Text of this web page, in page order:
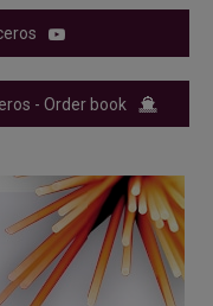
- Order book